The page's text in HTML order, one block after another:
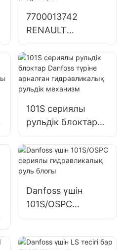
7700013742
RENAULT
Тракторына
арналған
гидравликалық
сорғы редукторы
101S сериялы
рульдік блоктар
Danfoss түріне
арналған
гидравликалық
рульдік механизм
Danfoss үшін
101S/OSPC
сериялы
руль блогы